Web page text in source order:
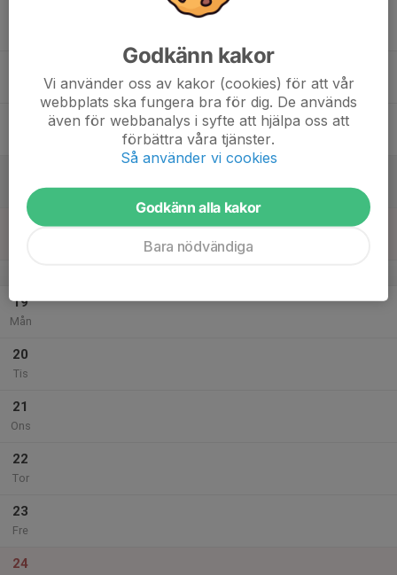
19
Mån
20
Tis
21
Ons
22
Tor
23
Fre
24
Godkänn kakor
Vi använder oss av kakor (cookies) för att vår
webbplats ska fungera bra för dig. De används
även för webbanalys i syfte att hjälpa oss att
förbättra våra tjänster.
Så använder vi cookies
Godkänn alla kakor
Bara nödvändiga